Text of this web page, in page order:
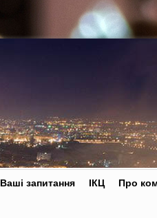
Ваші запитання ІКЦ Про